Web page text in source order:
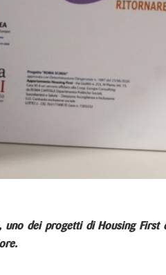
uno dei progetti di Housing